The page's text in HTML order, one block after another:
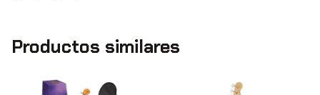
Productos similares